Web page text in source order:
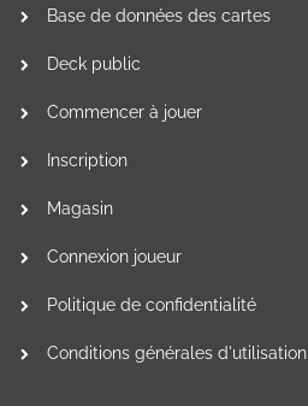
Base de données des cartes
Deck public
Commencer à jouer
Inscription
Magasin
Connexion joueur
Politique de confidentialité
Conditions générales d'utilisation